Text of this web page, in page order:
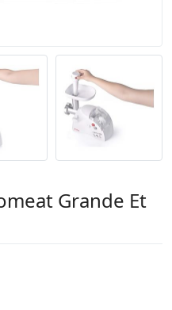
Grande Et